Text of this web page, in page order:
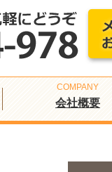
会社概要